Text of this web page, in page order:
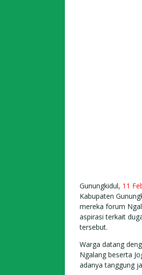
Gunungkidul, 11
Kabupaten
mereka forum
aspirasi terkait
tersebut.
Warga datang
Ngalang beserta
adanya tanggung